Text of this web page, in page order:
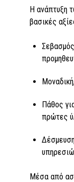
Η ανάπτυξη
βασικές
Πάθος
πρώτες
Μέσα από